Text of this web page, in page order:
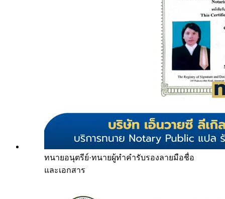
ทนายอนุตรีย์·ทนายผู้ทำคำรับรองลายมือชื่อ
และเอกสาร